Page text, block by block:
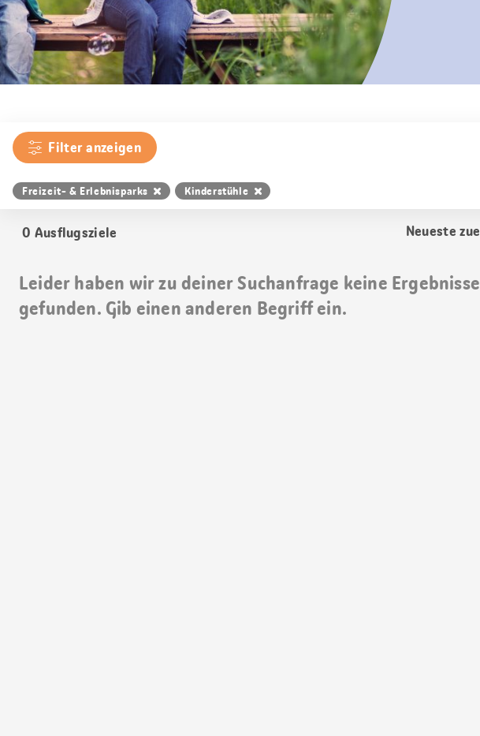
Filter anzeigen
Freizeit- & Erlebnisparks Kinderstühle
0 Ausflugsziele
Resultat
Leider haben wir zu deiner Suchanfrage keine Ergebnisse
gefunden. Gib einen anderen Begriff ein.